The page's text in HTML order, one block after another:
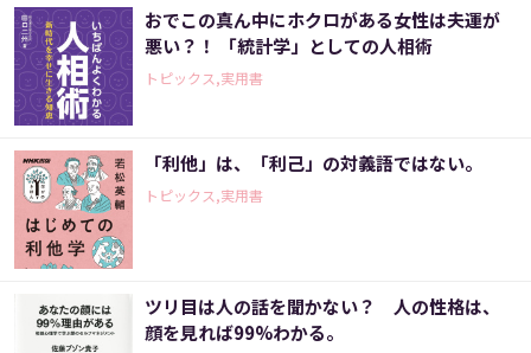
おでこの真ん中にホクロがある女性は夫運が
悪い？！ 「統計学」としての人相術
トピックス,実用書
「利他」は、「利己」の対義語ではない。
トピックス,実用書
ツリ目は人の話を聞かない？ 人の性格は、
顔を見れば99%わかる。